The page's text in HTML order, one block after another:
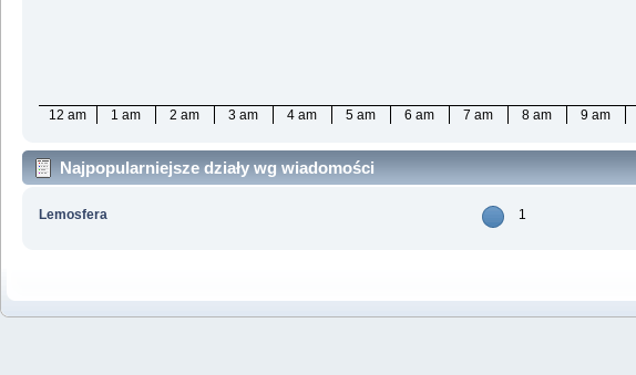
12 am 1 am 2 am 3 am 4 am 5 am 6 am 7 am 8 am 9 am
Najpopularniejsze działy wg wiadomości
Lemosfera 1